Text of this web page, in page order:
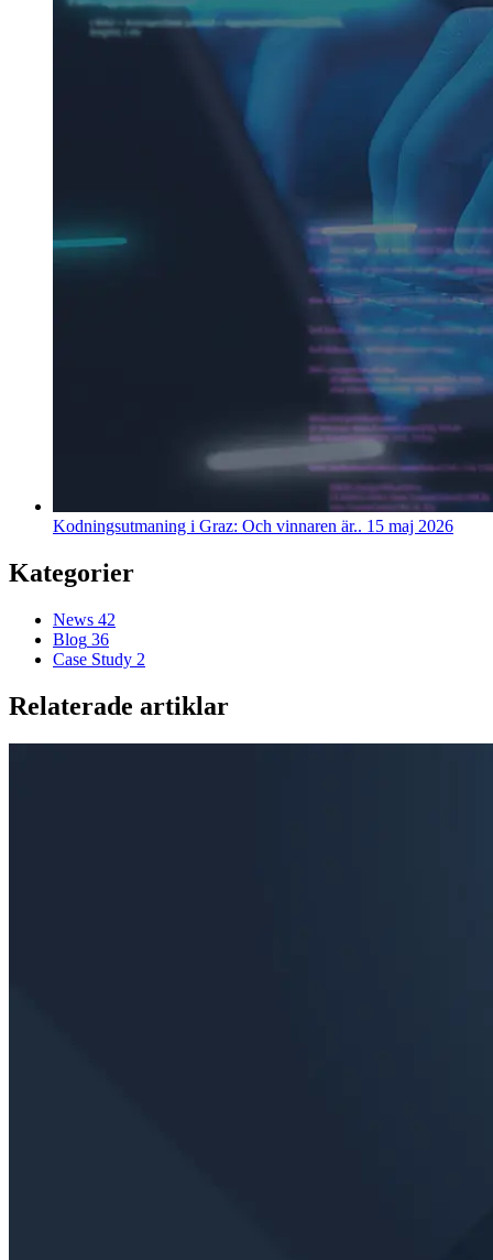
Kodningsutmaning i Graz: Och vinnaren är.. 15 maj 2026
Kategorier
News 42
Blog 36
Case Study 2
Relaterade artiklar